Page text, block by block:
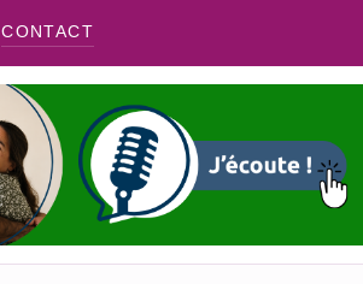
CONTACT